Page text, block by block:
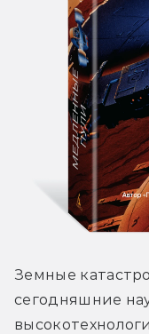
Земные
сегодняшние